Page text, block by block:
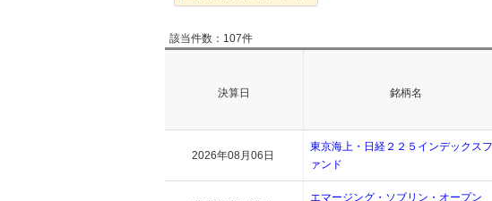
該当件数：107件
決算日 銘柄名
2026年08月06日
東京海上・日経２２５インデックスフ
ァンド
エマージング・ソブリン・オープン